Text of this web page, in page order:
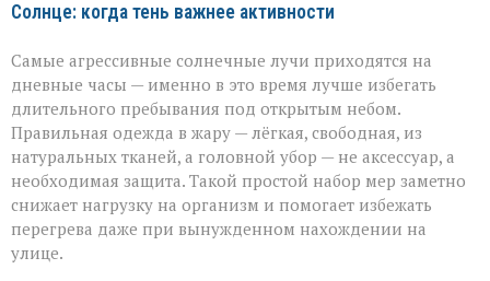
Солнце: когда тень важнее активности
Самые агрессивные солнечные лучи приходятся на
дневные часы — именно в это время лучше избегать
длительного пребывания под открытым небом.
Правильная одежда в жару — лёгкая, свободная, из
натуральных тканей, а головной убор — не аксессуар, а
необходимая защита. Такой простой набор мер заметно
снижает нагрузку на организм и помогает избежать
перегрева даже при вынужденном нахождении на
улице.